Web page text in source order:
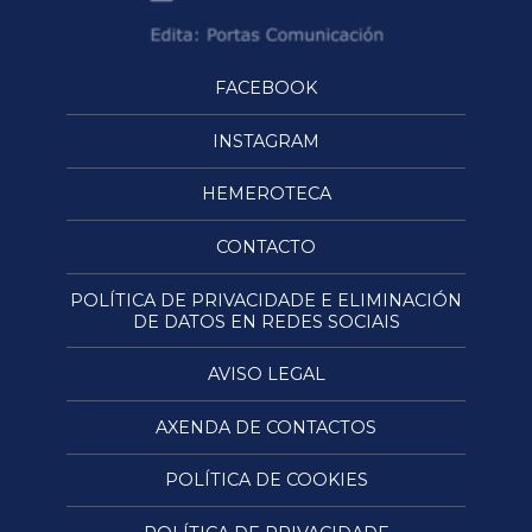
FACEBOOK
INSTAGRAM
HEMEROTECA
CONTACTO
POLÍTICA DE PRIVACIDADE E ELIMINACIÓN
DE DATOS EN REDES SOCIAIS
AVISO LEGAL
AXENDA DE CONTACTOS
POLÍTICA DE COOKIES